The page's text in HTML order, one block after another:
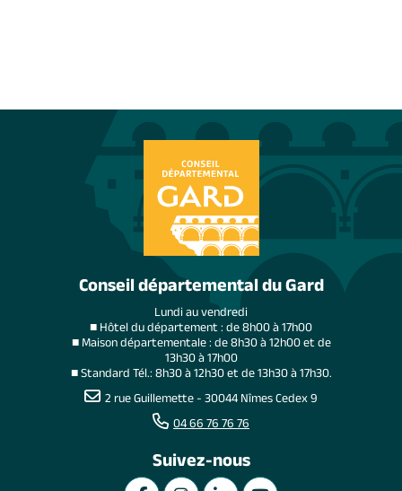
Conseil départemental du Gard
Lundi au vendredi
■ Hôtel du département : de 8h00 à 17h00
■ Maison départementale : de 8h30 à 12h00 et de
13h30 à 17h00
■ Standard Tél.: 8h30 à 12h30 et de 13h30 à 17h30.
2 rue Guillemette - 30044 Nîmes Cedex 9
04 66 76 76 76
Suivez-nous